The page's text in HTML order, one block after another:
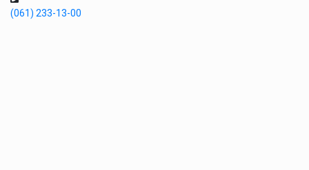
(061) 233-13-00